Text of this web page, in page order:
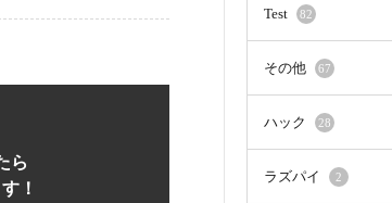
ら
！
Test 82
その他 67
ハック 28
ラズパイ 2